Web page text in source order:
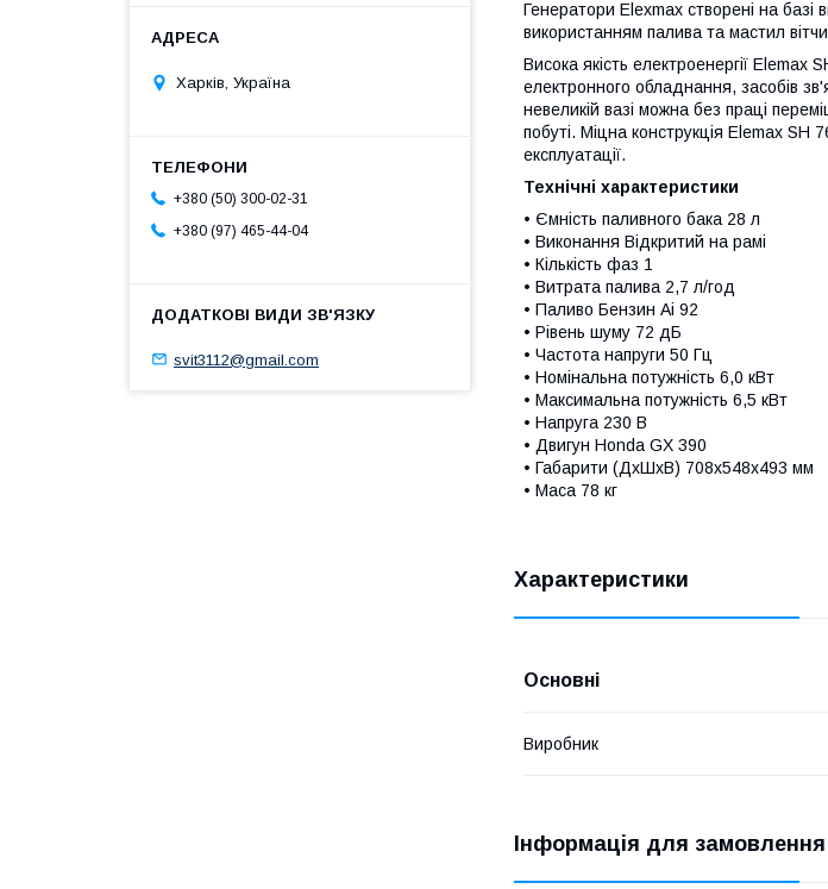
Генератори Elexmax створені на базі
використанням палива та мастил
Висока якість електроенергії
електронного обладнання, засобів
невеликій вазі можна без праці
побуті. Міцна конструкція Elemax SH
експлуатації.
Технічні характеристики
• Ємність паливного бака 28 л
• Виконання Відкритий на рамі
• Кількість фаз 1
• Витрата палива 2,7 л/год
• Паливо Бензин Аі 92
• Рівень шуму 72 дБ
• Частота напруги 50 Гц
• Номінальна потужність 6,0 кВт
• Максимальна потужність 6,5 кВт
• Напруга 230 В
• Двигун Honda GX 390
• Габарити (ДхШхВ) 708х548х493 мм
• Маса 78 кг
Характеристики
Основні
Виробник
Інформація для замовлення
Харків, Україна
+380 (50) 300-02-31
+380 (97) 465-44-04
svit3112@gmail.com